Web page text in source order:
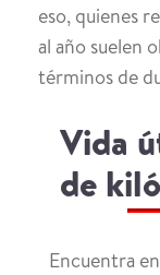
eso, quienes
al año suelen
términos de
Vida
de
Encuentra